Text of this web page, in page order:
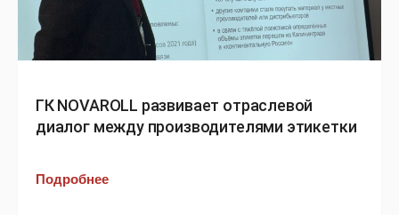
ГК NOVAROLL развивает отраслевой
диалог между производителями этикетки
Подробнее